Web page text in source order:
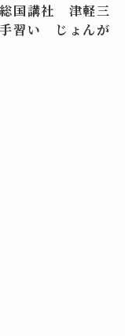
国講社 津軽三
習い じょんが